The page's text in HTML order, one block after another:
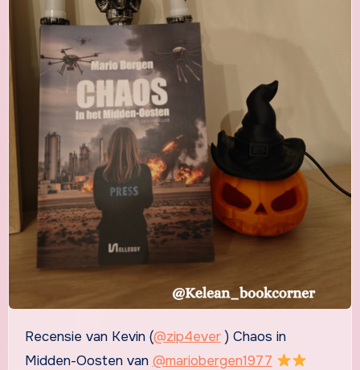
Recensie van Kevin (@zip4ever) Chaos in
Midden-Oosten van @mariobergen1977